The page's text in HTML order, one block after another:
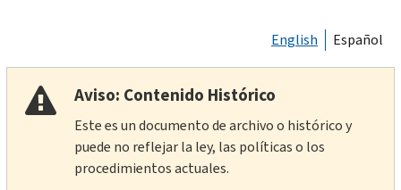
English Español
Aviso: Contenido Histórico
Este es un documento de archivo o histórico y
puede no reflejar la ley, las políticas o los
procedimientos actuales.